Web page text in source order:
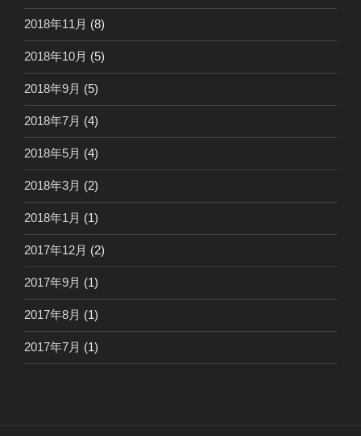
2018年11月 (8)
2018年10月 (5)
2018年9月 (5)
2018年7月 (4)
2018年5月 (4)
2018年3月 (2)
2018年1月 (1)
2017年12月 (2)
2017年9月 (1)
2017年8月 (1)
2017年7月 (1)